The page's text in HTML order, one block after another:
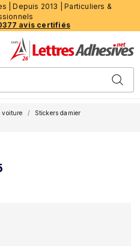
| Depuis 2013 | Particuliers &
avis certifiés
voiture
Stickers damier